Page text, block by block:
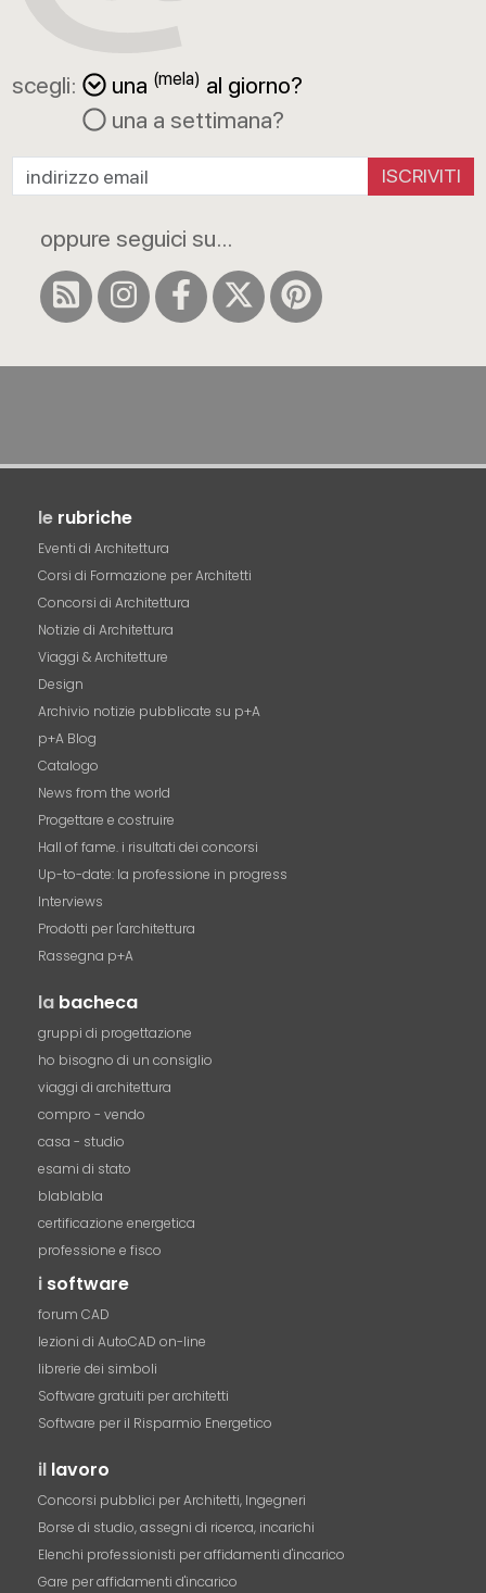
scegli: una (mela) al giorno?
una a settimana?
ISCRIVITI
oppure seguici su...
le rubriche
Eventi di Architettura
Corsi di Formazione per Architetti
Concorsi di Architettura
Notizie di Architettura
Viaggi & Architetture
Design
Archivio notizie pubblicate su p+A
p+A Blog
Catalogo
News from the world
Progettare e costruire
Hall of fame. i risultati dei concorsi
Up-to-date: la professione in progress
Interviews
Prodotti per l'architettura
Rassegna p+A
la bacheca
gruppi di progettazione
ho bisogno di un consiglio
viaggi di architettura
compro - vendo
casa - studio
esami di stato
blablabla
certificazione energetica
professione e fisco
i software
forum CAD
lezioni di AutoCAD on-line
librerie dei simboli
Software gratuiti per architetti
Software per il Risparmio Energetico
il lavoro
Concorsi pubblici per Architetti, Ingegneri
Borse di studio, assegni di ricerca, incarichi
Elenchi professionisti per affidamenti d'incarico
Gare per affidamenti d'incarico